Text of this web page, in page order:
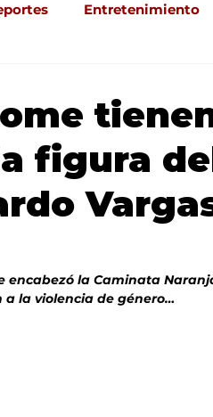
Entretenimiento
figura
encabezó la Caminata
a la violencia de género…